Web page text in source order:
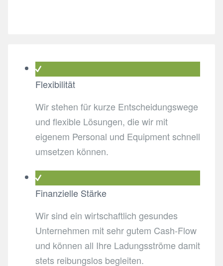
Flexibilität
Wir stehen für kurze Entscheidungswege
und flexible Lösungen, die wir mit
eigenem Personal und Equipment schnell
umsetzen können.
Finanzielle Stärke
Wir sind ein wirtschaftlich gesundes
Unternehmen mit sehr gutem Cash-Flow
und können all Ihre Ladungsströme damit
stets reibungslos begleiten.